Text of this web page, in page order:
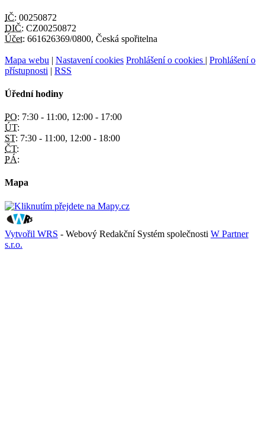
IČ: 00250872
DIČ: CZ00250872
Účet: 661626369/0800, Česká spořitelna
Mapa webu | Nastavení cookies Prohlášení o cookies | Prohlášení o
přístupnosti | RSS
Úřední hodiny
PO: 7:30 - 11:00, 12:00 - 17:00
ÚT:
ST: 7:30 - 11:00, 12:00 - 18:00
ČT:
PÁ:
Mapa
Vytvořil WRS - Webový Redakční Systém společnosti W Partner
s.r.o.